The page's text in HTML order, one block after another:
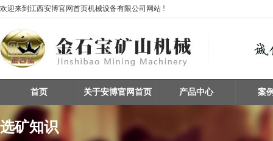
欢迎来到江西安博官网首页机械设备有限公司网站 !
首页 关于安博官网首页 产品中心 案
选矿知识